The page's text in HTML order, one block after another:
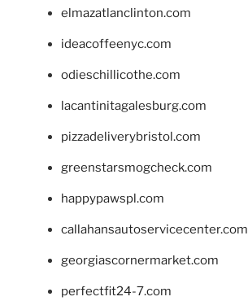
elmazatlanclinton.com
ideacoffeenyc.com
odieschillicothe.com
lacantinitagalesburg.com
pizzadeliverybristol.com
greenstarsmogcheck.com
happypawspl.com
callahansautoservicecenter.com
georgiascornermarket.com
perfectfit24-7.com